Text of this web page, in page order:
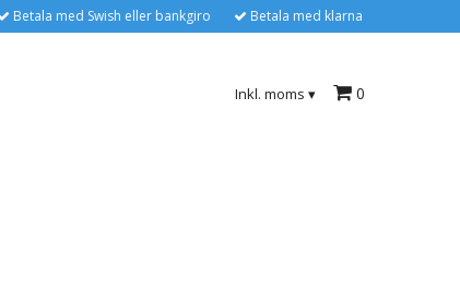
Betala med Swish eller bankgiro Betala med klarna
Inkl. moms ▾ 0